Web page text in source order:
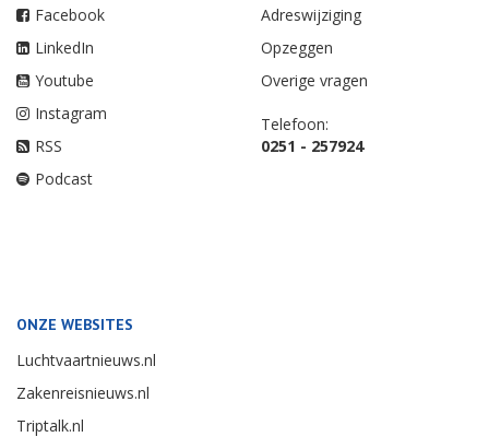
Facebook
LinkedIn
Youtube
Instagram
RSS
Podcast
Adreswijziging
Opzeggen
Overige vragen
Telefoon:
0251 - 257924
ONZE WEBSITES
Luchtvaartnieuws.nl
Zakenreisnieuws.nl
Triptalk.nl